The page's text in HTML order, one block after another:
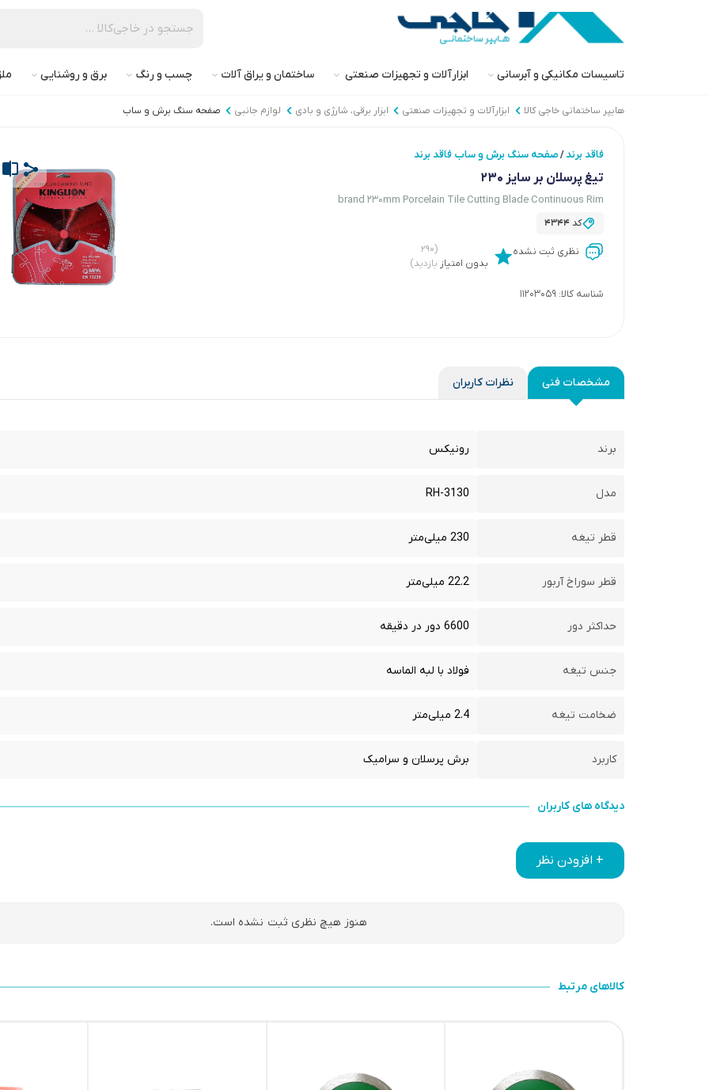
تاسیسات مکانیکی و آبرسانی ابزارآلات و تجهیزات صنعتی ساختمان و یراق آلات چسب و رنگ برق و روشنایی
هایپر ساختمانی خاجی‌ کالا ابزارآلات و تجهیزات صنعتی ابزار برقی، شارژی و بادی لوازم جانبی صفحه سنگ برش و ساب
فاقد برند/صفحه سنگ برش و ساب فاقد برند
تیغ پرسلان بر سایز 230
brand 230mm Porcelain Tile Cutting Blade Continuous Rim
کد 4344
نظری ثبت نشده
بدون امتیاز
(۲۹۰
بازدید)
شناسه کالا: 11203059
مشخصات فنی نظرات کاربران
برند رونیکس
مدل RH-3130
قطر تیغه 230 میلی‌متر
قطر سوراخ آربور 22.2 میلی‌متر
حداکثر دور 6600 دور در دقیقه
جنس تیغه فولاد با لبه الماسه
ضخامت تیغه 2.4 میلی‌متر
کاربرد برش پرسلان و سرامیک
دیدگاه های کاربران
+ افزودن نظر
هنوز هیچ نظری ثبت نشده است.
کالاهای مرتبط